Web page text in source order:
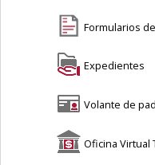
Formularios
Expedientes
Volante de
Oficina Virtual